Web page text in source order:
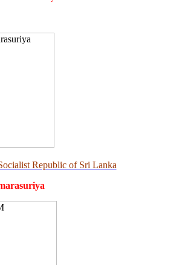
Republic of Sri Lanka